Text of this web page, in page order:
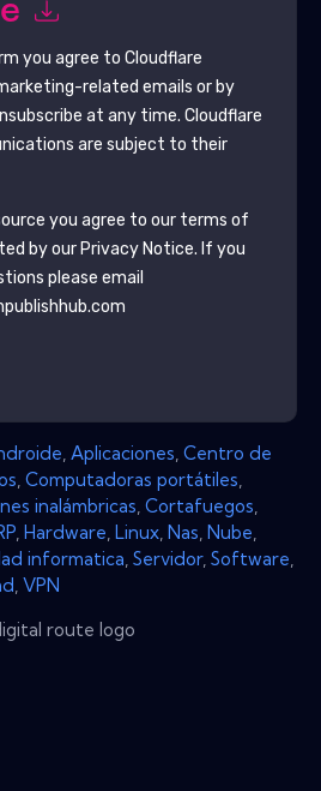
you agree to Cloudflare
related emails or by
at any time. Cloudflare
are subject to their
you agree to our terms of
by our Privacy Notice. If you
please email
Aplicaciones Centro de
Computadoras portátiles
inalámbricas Cortafuegos
Hardware Linux Nas Nube
informatica Servidor, Software
VPN